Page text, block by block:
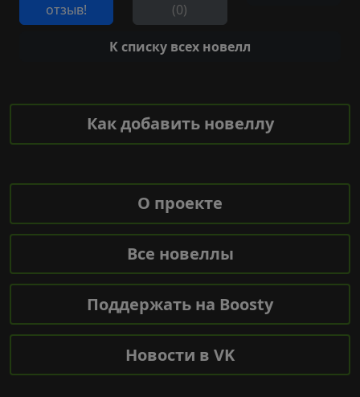
отзыв!
(0)
К списку всех новелл
Как добавить новеллу
О проекте
Все новеллы
Поддержать на Boosty
Новости в VK